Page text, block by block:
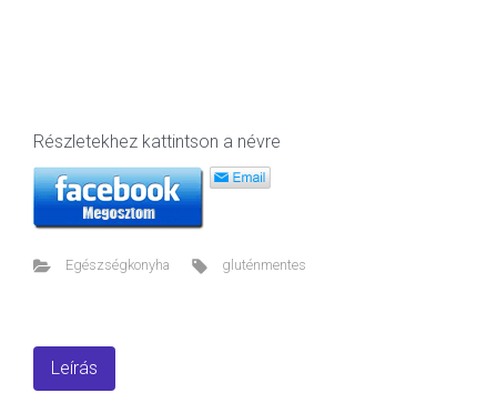
Részletekhez kattintson a névre
Egészségkonyha gluténmentes
Leírás